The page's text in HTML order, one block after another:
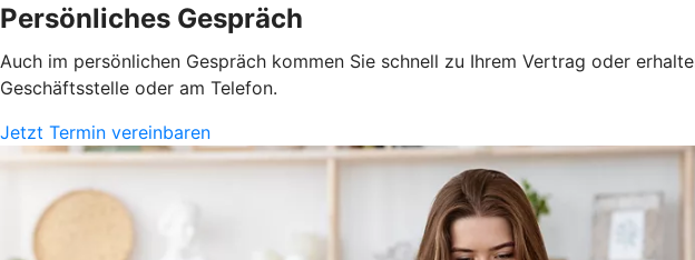
Persönliches Gespräch
Auch im persönlichen Gespräch kommen Sie schnell zu Ihrem Vertrag oder
Geschäftsstelle oder am Telefon.
Jetzt Termin vereinbaren